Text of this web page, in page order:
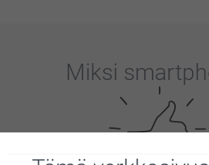
Miksi